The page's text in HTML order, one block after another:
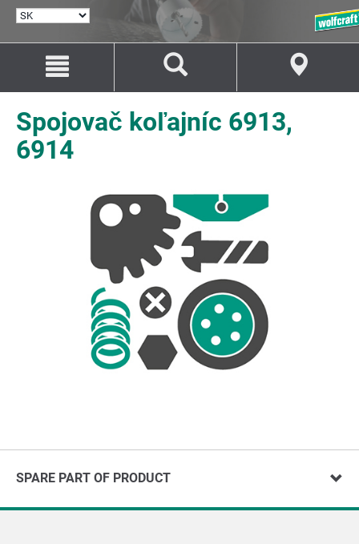
Obsah
Navigáciu
Spojovač koľajníc 6913,
6914
SPARE PART OF PRODUCT